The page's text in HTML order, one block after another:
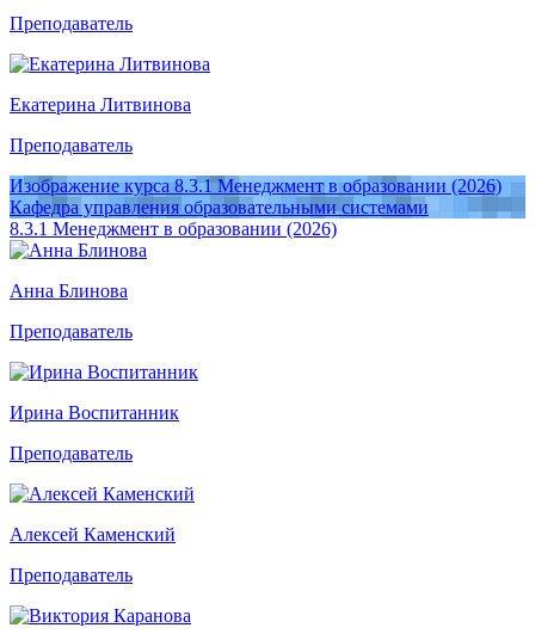
Преподаватель
Екатерина Литвинова
Преподаватель
Изображение курса 8.3.1 Менеджмент в образовании (2026)
Кафедра управления образовательными системами
8.3.1 Менеджмент в образовании (2026)
Анна Блинова
Преподаватель
Ирина Воспитанник
Преподаватель
Алексей Каменский
Преподаватель